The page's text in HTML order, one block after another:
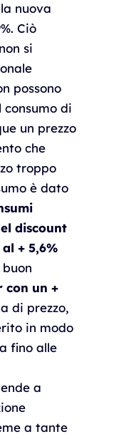
nuova
Ciò
si
possono
di
un prezzo
che
troppo
è dato
discount
+ 5,6%
un +
di prezzo,
in modo
fino alle
a
a tante